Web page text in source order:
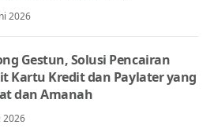
2026
Gestun, Solusi Pencairan
Kartu Kredit dan Paylater yang
dan Amanah
2026